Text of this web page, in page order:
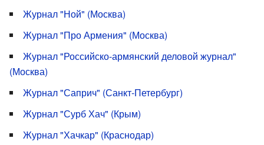
Журнал "Ной" (Москва)
Журнал "Про Армения" (Москва)
Журнал "Российско-армянский деловой журнал"
(Москва)
Журнал "Саприч" (Санкт-Петербург)
Журнал "Сурб Хач" (Крым)
Журнал "Хачкар" (Краснодар)